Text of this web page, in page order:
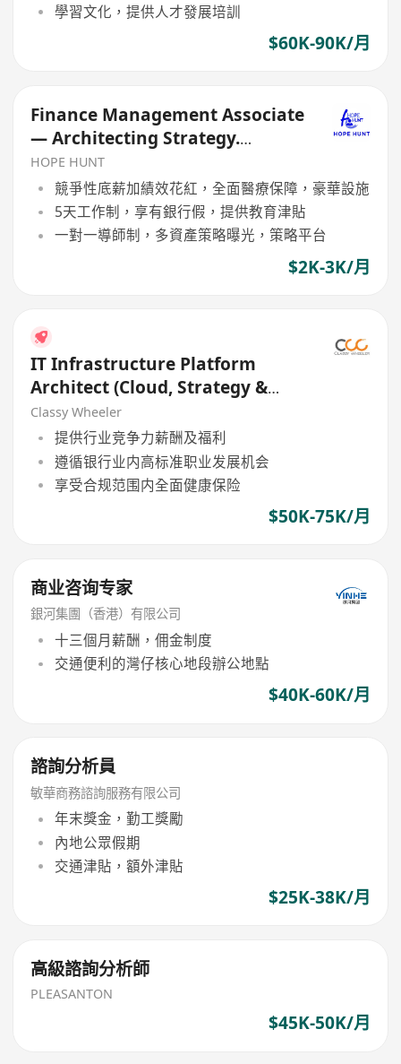
學習文化，提供人才發展培訓
$60K-90K/月
Finance Management Associate
— Architecting Strategy.
Mastering Markets
HOPE HUNT
競爭性底薪加績效花紅，全面醫療保障，豪華設施
5天工作制，享有銀行假，提供教育津貼
一對一導師制，多資產策略曝光，策略平台
$2K-3K/月
IT Infrastructure Platform
Architect (Cloud, Strategy &
Governance) (Bank)
Classy Wheeler
提供行业竞争力薪酬及福利
遵循银行业内高标准职业发展机会
享受合规范围内全面健康保险
$50K-75K/月
商业咨询专家
銀河集團（香港）有限公司
十三個月薪酬，佣金制度
交通便利的灣仔核心地段辦公地點
$40K-60K/月
諮詢分析員
敏華商務諮詢服務有限公司
年末獎金，勤工獎勵
內地公眾假期
交通津貼，額外津貼
$25K-38K/月
高級諮詢分析師
PLEASANTON
$45K-50K/月